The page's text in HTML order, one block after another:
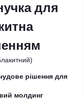
для
рішення для
молдинг